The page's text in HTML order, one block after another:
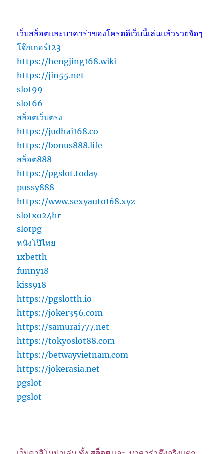
เว็บสล็อตและบาคาร่าของโครตดีเว็บนี้เล่นแล้วรวยจัดๆ
โจ๊กเกอร์123
https://hengjing168.wiki
https://jin55.net
slot99
slot66
สล็อตเว็บตรง
https://judhai168.co
https://bonus888.life
สล็อต888
https://pgslot.today
pussy888
https://www.sexyauto168.xyz
slotxo24hr
slotpg
หนังโป๊ไทย
1xbetth
funny18
kiss918
https://pgslotth.io
https://joker356.com
https://samurai777.net
https://tokyoslot88.com
https://betwayvietnam.com
https://jokerasia.net
pgslot
pgslot